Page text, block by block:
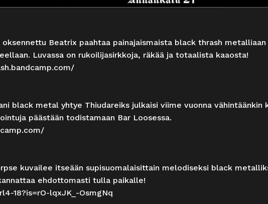
oksennettu Beatrix paahtaa painajaismaista black thrash
Luvassa on rukoilijasirkkoja, räkää ja totaalista kaaosta!
black metal yhtye Thiudareiks julkaisi viime vuonna vähintäänkin
päästään todistamaan Bar Loosessa.
kuvailee itseään supisuomalaisittain melodiseksi black
ehdottomasti tulla paikalle!
18?is=rO-lqxJK_-OsmgNq